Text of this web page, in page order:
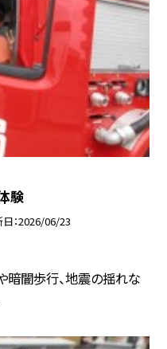
験
日 2026/06/23
暗闇歩行、地震の揺れな